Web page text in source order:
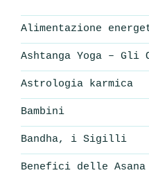
Alimentazione
Ashtanga Yoga –
Astrologia karmica
Bambini
Bandha, i Sigilli
Benefici delle Asana